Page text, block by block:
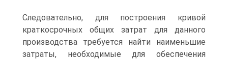
Следовательно, для построения кривой
краткосрочных общих затрат для данного
производства требуется найти наименьшие
затраты, необходимые для обеспечения